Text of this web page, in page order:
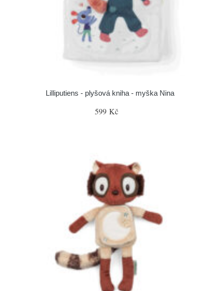
Lilliputiens - plyšová kniha - myška Nina
599 Kč